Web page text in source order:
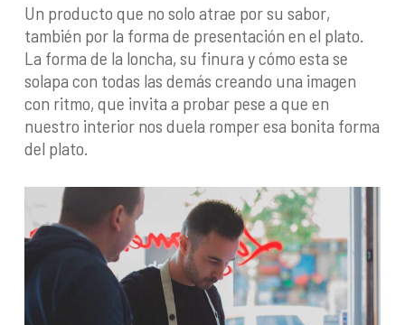
Un producto que no solo atrae por su sabor,
también por la forma de presentación en el plato.
La forma de la loncha, su finura y cómo esta se
solapa con todas las demás creando una imagen
con ritmo, que invita a probar pese a que en
nuestro interior nos duela romper esa bonita forma
del plato.